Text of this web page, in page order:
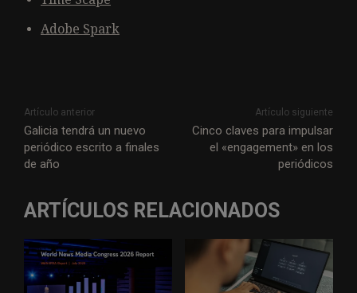
Adobe Spark
Artículo anterior
Galicia tendrá un nuevo
periódico escrito a finales
de año
Artículo siguiente
Cinco claves para impulsar
el «engagement» en los
periódicos
ARTÍCULOS RELACIONADOS